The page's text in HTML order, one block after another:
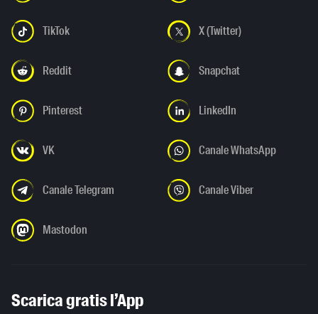
TikTok X (Twitter)
Reddit Snapchat
Pinterest LinkedIn
VK Canale WhatsApp
Canale Telegram Canale Viber
Mastodon
Scarica gratis l’App